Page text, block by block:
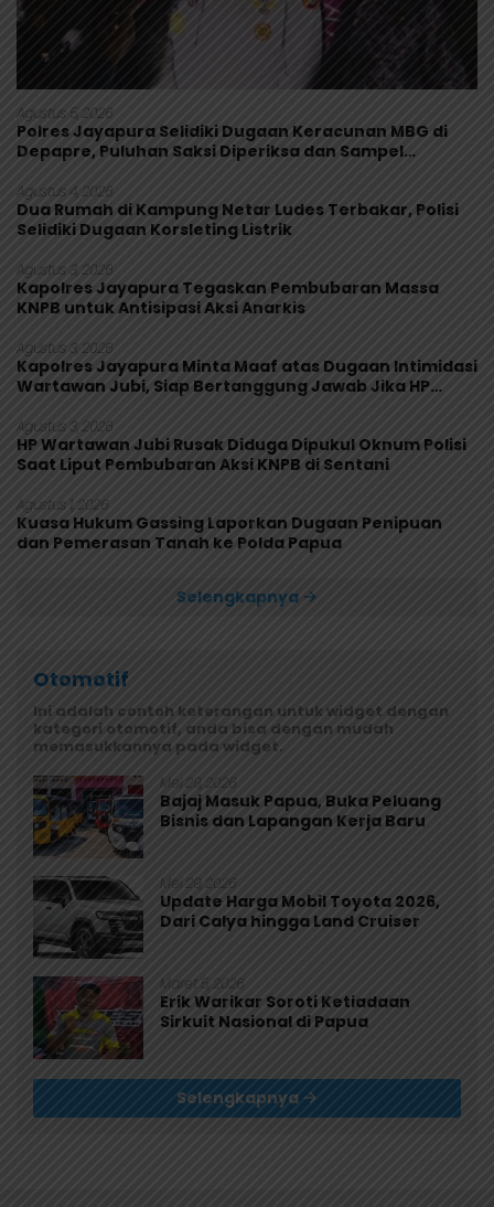
Agustus 5, 2026
Polres Jayapura Selidiki Dugaan Keracunan MBG di
Depapre, Puluhan Saksi Diperiksa dan Sampel
Agustus 4, 2026
Dua Rumah di Kampung Netar Ludes Terbakar, Polisi
Selidiki Dugaan Korsleting Listrik
Agustus 3, 2026
Kapolres Jayapura Tegaskan Pembubaran Massa
KNPB untuk Antisipasi Aksi Anarkis
Agustus 3, 2026
Kapolres Jayapura Minta Maaf atas Dugaan Intimidasi
Wartawan Jubi, Siap Bertanggung Jawab Jika HP
Agustus 3, 2026
HP Wartawan Jubi Rusak Diduga Dipukul Oknum Polisi
Saat Liput Pembubaran Aksi KNPB di Sentani
Agustus 1, 2026
Kuasa Hukum Gassing Laporkan Dugaan Penipuan
dan Pemerasan Tanah ke Polda Papua
Selengkapnya
Otomotif
Ini adalah contoh keterangan untuk widget dengan
kategori otomotif, anda bisa dengan mudah
memasukkannya pada widget.
Mei 29, 2026
Bajaj Masuk Papua, Buka Peluang
Bisnis dan Lapangan Kerja Baru
Mei 29, 2026
Update Harga Mobil Toyota 2026,
Dari Calya hingga Land Cruiser
Maret 5, 2026
Erik Warikar Soroti Ketiadaan
Sirkuit Nasional di Papua
Selengkapnya